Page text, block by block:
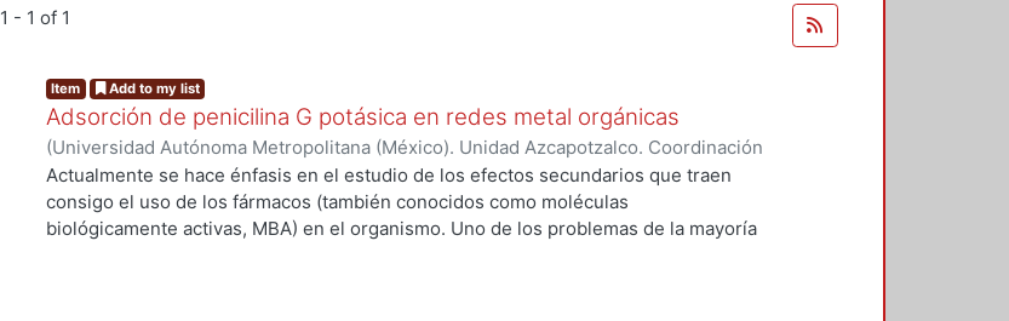
1 - 1 of 1
Item Add to my list
Adsorción de penicilina G potásica en redes metal orgánicas
(Universidad Autónoma Metropolitana (México). Unidad Azcapotzalco. Coordinación
de Servicios de Información.,2021-04)Martínez Cabrera, Jhovany
Actualmente se hace énfasis en el estudio de los efectos secundarios que traen
consigo el uso de los fármacos (también conocidos como moléculas
biológicamente activas, MBA) en el organismo. Uno de los problemas de la mayoría